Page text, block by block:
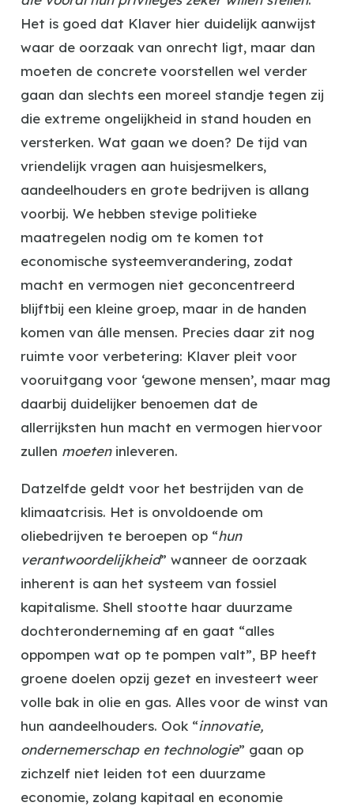
Het is goed dat Klaver hier duidelijk aanwijst
waar de oorzaak van onrecht ligt, maar dan
moeten de concrete voorstellen wel verder
gaan dan slechts een moreel standje tegen zij
die extreme ongelijkheid in stand houden en
versterken. Wat gaan we doen? De tijd van
vriendelijk vragen aan huisjesmelkers,
aandeelhouders en grote bedrijven is allang
voorbij. We hebben stevige politieke
maatregelen nodig om te komen tot
economische systeemverandering, zodat
macht en vermogen niet geconcentreerd
blijftbij een kleine groep, maar in de handen
komen van álle mensen. Precies daar zit nog
ruimte voor verbetering: Klaver pleit voor
vooruitgang voor ‘gewone mensen’, maar mag
daarbij duidelijker benoemen dat de
allerrijksten hun macht en vermogen hiervoor
zullen moeteninleveren.
Datzelfde geldt voor het bestrijden van de
klimaatcrisis. Het is onvoldoende om
oliebedrijven te beroepen op “hun
verantwoordelijkheid” wanneer de oorzaak
inherent is aan het systeem van fossiel
kapitalisme. Shell stootte haar duurzame
dochteronderneming af en gaat “alles
oppompen wat op te pompen valt”, BP heeft
groene doelen opzij gezet en investeert weer
volle bak in olie en gas. Alles voor de winst van
hun aandeelhouders. Ook “innovatie,
ondernemerschap en technologie” gaan op
zichzelf niet leiden tot een duurzame
economie, zolang kapitaal en economie